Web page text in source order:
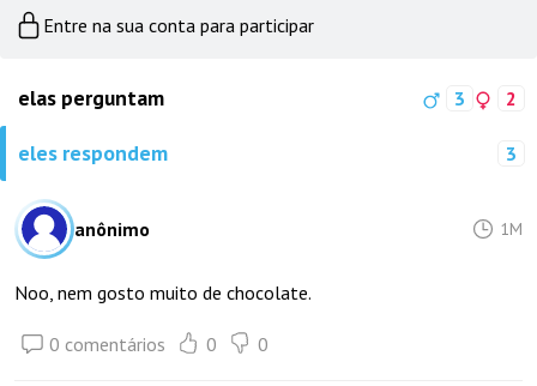
Entre na sua conta para participar
elas perguntam 3 2
eles respondem 3
anônimo 1M
Noo, nem gosto muito de chocolate.
0 comentários 0 0